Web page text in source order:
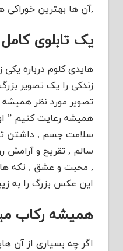
,آن ها بهترین خوراکی
یک تابلوی کامل
هایدی کلوم درباره
زندکی را یک تصویر
تصویر مورد نظر همیشه
همیشه رعایت کنیم ”
سلامت جسم , داشتن
سالم , تقریح و آرامش
, محبت و عشق , تکه
این عکس بزرگ را به
همیشه رکاب
اگر چه بسیاری از آن